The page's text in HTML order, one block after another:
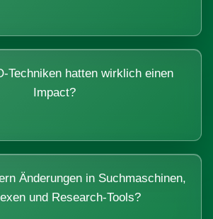
Techniken hatten wirklich einen
Impact?
Änderungen in Suchmaschinen,
und Research-Tools?